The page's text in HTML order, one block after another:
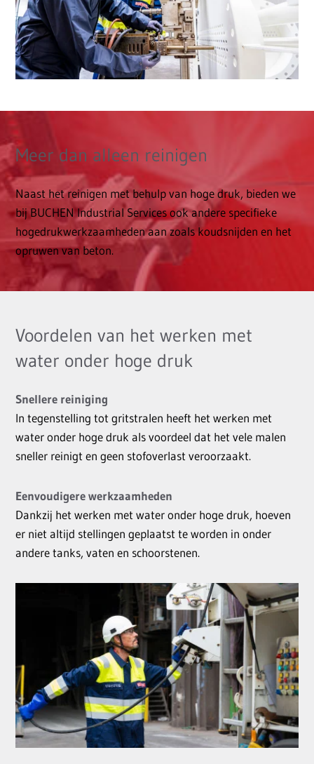
Meer dan alleen reinigen
Naast het reinigen met behulp van hoge druk, bieden we
bij BUCHEN Industrial Services ook andere specifieke
hogedrukwerkzaamheden aan zoals koudsnijden en het
opruwen van beton.
Voordelen van het werken met
water onder hoge druk
Snellere reiniging
In tegenstelling tot gritstralen heeft het werken met
water onder hoge druk als voordeel dat het vele malen
sneller reinigt en geen stofoverlast veroorzaakt.
Eenvoudigere werkzaamheden
Dankzij het werken met water onder hoge druk, hoeven
er niet altijd stellingen geplaatst te worden in onder
andere tanks, vaten en schoorstenen.